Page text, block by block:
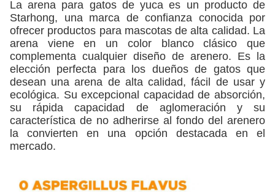
La arena para gatos de yuca es un producto de
Starhong, una marca de confianza conocida por
ofrecer productos para mascotas de alta calidad. La
arena viene en un color blanco clásico que
complementa cualquier diseño de arenero. Es la
elección perfecta para los dueños de gatos que
desean una arena de alta calidad, fácil de usar y
ecológica. Su excepcional capacidad de absorción,
su rápida capacidad de aglomeración y su
característica de no adherirse al fondo del arenero
la convierten en una opción destacada en el
mercado.